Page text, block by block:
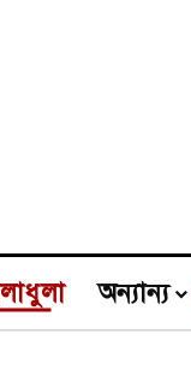
অন্যান্য